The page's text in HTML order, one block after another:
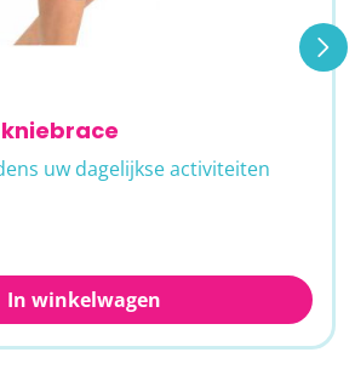
uw dagelijkse activiteiten
In winkelwagen